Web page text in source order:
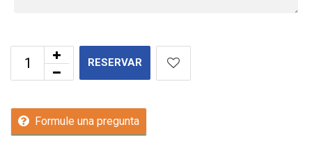
RESERVAR
Formule una pregunta